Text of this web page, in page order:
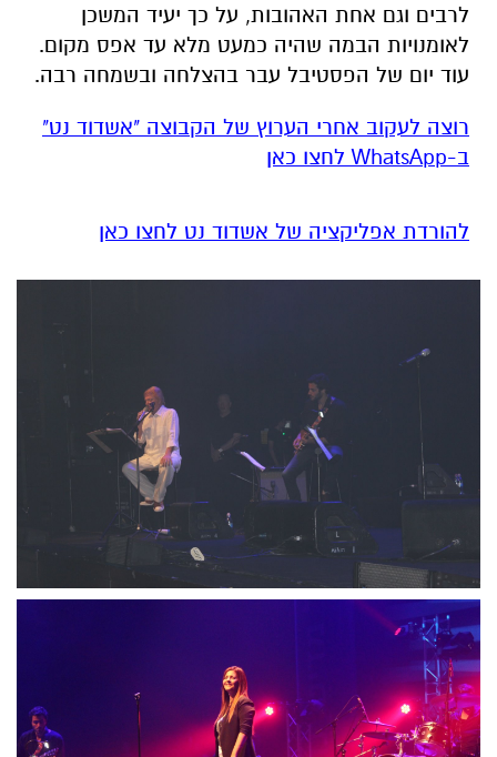
לרבים וגם אחת האהובות, על כך יעיד המשכן
לאומנויות הבמה שהיה כמעט מלא עד אפס מקום.
עוד יום של הפסטיבל עבר בהצלחה ובשמחה רבה.
רוצה לעקוב אחרי הערוץ של הקבוצה "אשדוד נט"
ב-WhatsApp לחצו כאן
להורדת אפליקציה של אשדוד נט לחצו כאן